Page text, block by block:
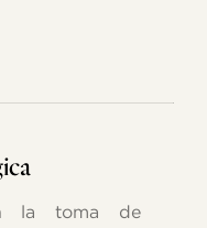
la toma de